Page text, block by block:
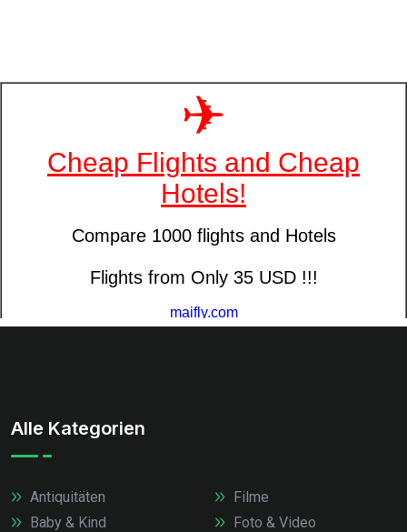
Alle Kategorien
Antiquitäten
Baby & Kind
Filme
Foto & Video